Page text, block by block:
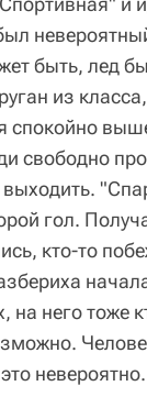
быть, лед
из
спокойно
свободно
выходить.
гол.
кто-то
на него тоже